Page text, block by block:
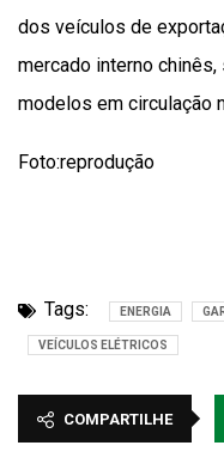
dos veículos de
mercado interno
modelos em circulação
Foto:reprodução
Tags: ENERGIA
VEÍCULOS ELÉTRICOS
COMPARTILHE